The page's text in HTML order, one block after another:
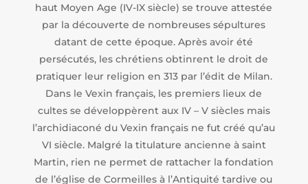
haut Moyen Age (IV-IX siècle) se trouve attestée
par la découverte de nombreuses sépultures
datant de cette époque. Après avoir été
persécutés, les chrétiens obtinrent le droit de
pratiquer leur religion en 313 par l’édit de Milan.
Dans le Vexin français, les premiers lieux de
cultes se développèrent aux IV – V siècles mais
l’archidiaconé du Vexin français ne fut créé qu’au
VI siècle. Malgré la titulature ancienne à saint
Martin, rien ne permet de rattacher la fondation
de l’église de Cormeilles à l’Antiquité tardive ou